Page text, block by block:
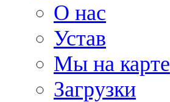
О нас
Устав
Мы на карте
Загрузки